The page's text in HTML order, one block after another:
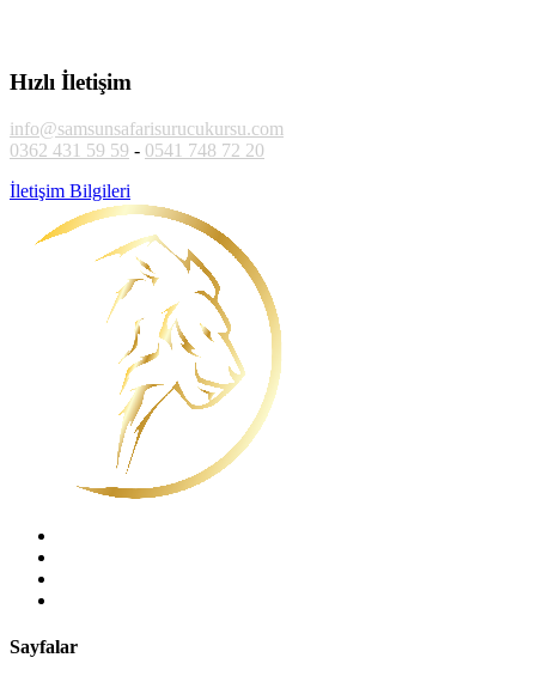
Hızlı İletişim
info@samsunsafarisurucukursu.com
0362 431 59 59 - 0541 748 72 20
İletişim Bilgileri
Sayfalar